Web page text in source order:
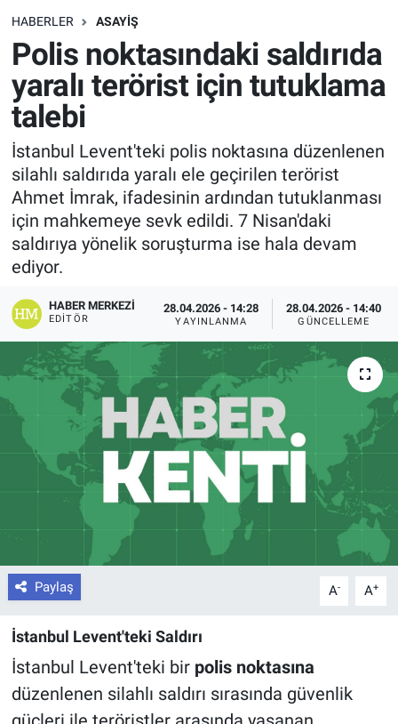
HABERLER ASAYIŞ
Polis noktasındaki saldırıda
yaralı terörist için tutuklama
talebi
İstanbul Levent'teki polis noktasına düzenlenen
silahlı saldırıda yaralı ele geçirilen terörist
Ahmet İmrak, ifadesinin ardından tutuklanması
için mahkemeye sevk edildi. 7 Nisan'daki
saldırıya yönelik soruşturma ise hala devam
ediyor.
HABER MERKEZI
EDITÖR
28.04.2026 - 14:28
YAYINLANMA
28.04.2026 - 14:40
GÜNCELLEME
Paylaş A- A+
İstanbul Levent'teki Saldırı
İstanbul Levent'teki bir polis noktasına
düzenlenen silahlı saldırı sırasında güvenlik